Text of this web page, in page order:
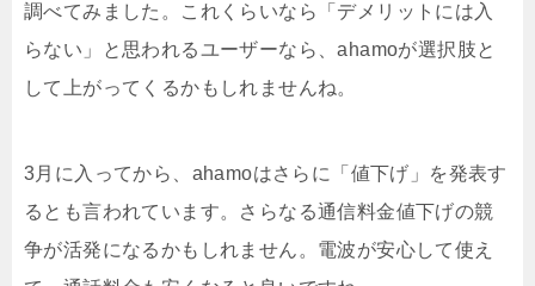
調べてみました。これくらいなら「デメリットには入
らない」と思われるユーザーなら、ahamoが選択肢と
して上がってくるかもしれませんね。
3月に入ってから、ahamoはさらに「値下げ」を発表す
るとも言われています。さらなる通信料金値下げの競
争が活発になるかもしれません。電波が安心して使え